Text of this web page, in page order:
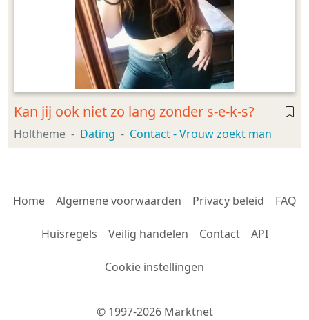
Kan jij ook niet zo lang zonder s-e-k-s?
Holtheme Dating Contact - Vrouw zoekt man
Home Algemene voorwaarden Privacy beleid FAQ
Huisregels Veilig handelen Contact API
Cookie instellingen
© 1997-2026 Marktnet